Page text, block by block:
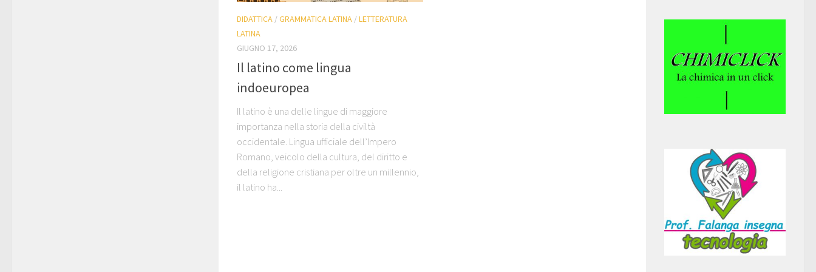
DIDATTICA /GRAMMATICA LATINA /LETTERATURA
LATINA
GIUGNO 17, 2026
Il latino come lingua
indoeuropea
Il latino è una delle lingue di maggiore
importanza nella storia della civiltà
occidentale. Lingua ufficiale dell’Impero
Romano, veicolo della cultura, del diritto e
della religione cristiana per oltre un millennio,
il latino ha...